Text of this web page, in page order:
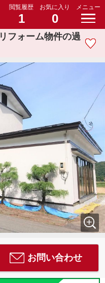
閲覧履歴
1
お気に入り
0
メニュー
フォーム物件の過
お問い合わせ